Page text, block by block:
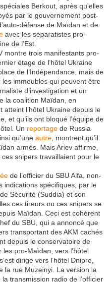
Berkout, après qu’elles
par le gouvernement post-
défense de Maïdan et de
avec les séparatistes pro-
de l’Est.
montre trois manifestants pro-
étage de l’hôtel Ukraine
de l’Indépendance, mais de
immeubles qui peuvent être
d’investigation et un
la coalition Maïdan, en
atteint l’hôtel Ukraine depuis le
et qu’ils ont bloqué l’équipe de
Un reportage de Russia
qu’une autre, montrent qu’il
armés. Mais Ariev affirme,
snipers travaillaient pour le
de l’officier du SBU Alfa, non-
indications spécifiques, par le
Sécurité (Suddia) et son
ces tireurs ou ces snipers se
Maïdan. Ceci est cohérent
du SBU, qui a annoncé que
transportant des AKM cachés
depuis le conservatoire de
pro-Maïdan, vers l’hôtel
dirigé vers l’hôtel Dnipro,
la rue Muzeinyi. La version la
transmission radio de l’officier